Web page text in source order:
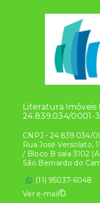
Literatura Imóveis
24.839.034/0001-
CNPJ - 24.839.034/
Rua José Versolato,
/ Bloco B sala 3102
São Bernardo do
(11) 95037-6048
Ver e-mail